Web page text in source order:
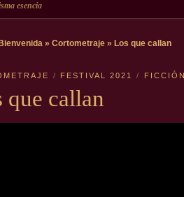
esencia
Bienvenida » Cortometraje » Los que callan
FESTIVAL 2021 FICCIÓN
que callan